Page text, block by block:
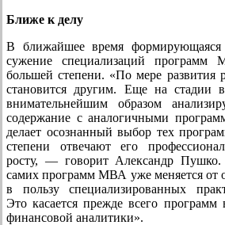
Ближе к делу
В ближайшее время
сужение специализаций
большей степени. «По мере
становится другим. Еще на стадии
внимательнейшим образом
содержание с аналогичными
делает осознанный выбор тех
степени отвечают его
росту, — говорит Александр
самих программ МВА уже меняется от
в пользу специализированных
Это касается прежде всего
финансовой аналитики».